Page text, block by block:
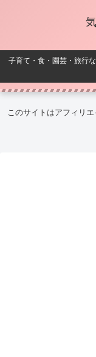
子育て・食・園芸・旅行
このサイトはアフィリ